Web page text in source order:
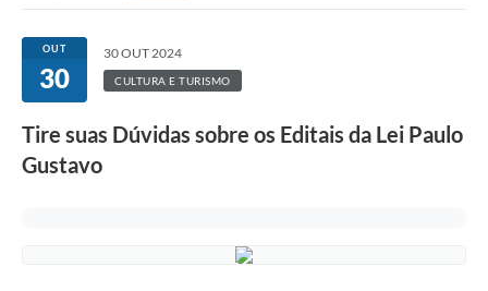
OUT
30
30 OUT 2024
CULTURA E TURISMO
Tire suas Dúvidas sobre os Editais da Lei Paulo
Gustavo